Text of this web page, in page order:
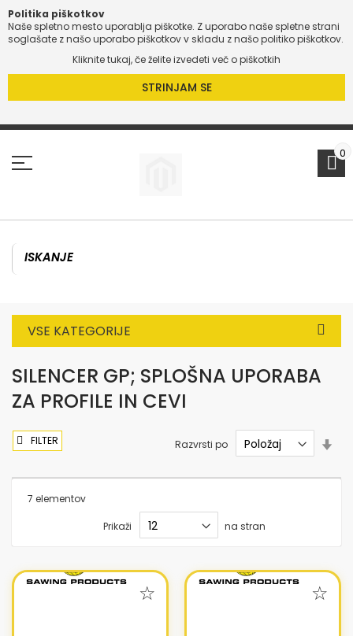
Politika piškotkov
Naše spletno mesto uporablja piškotke. Z uporabo naše spletne strani
soglašate z našo uporabo piškotkov v skladu z našo politiko piškotkov.
Kliknite tukaj, če želite izvedeti več o piškotkih
STRINJAM SE
Preskoči
0
VSE KATEGORIJE
SILENCER GP; SPLOŠNA UPORABA
ZA PROFILE IN CEVI
7 elementov
Prikaži na stran
Razvrsti po
FILTER